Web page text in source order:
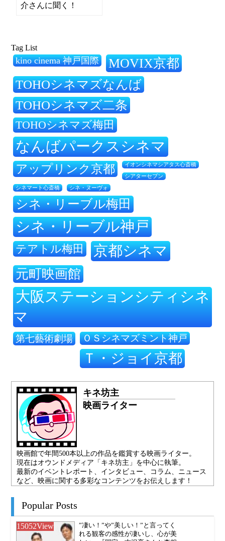
介さんに聞く！
Tag List
kino cinema 神戸国際 MOVIX京都
TOHOシネマズなんば
TOHOシネマズ二条
TOHOシネマズ梅田
なんばパークスシネマ
アップリンク京都 イオンシネマシアタス心斎橋
シアターセブン
シネマート心斎橋 シネ・ヌーヴォ
シネ・リーブル梅田
シネ・リーブル神戸
テアトル梅田 京都シネマ
元町映画館
大阪ステーションシティシネ
マ
第七藝術劇場 ＯＳシネマズミント神戸
Ｔ・ジョイ京都
キネ坊主
映画ライター
映画館で年間500本以上の作品を鑑賞する映画ライター。
現在はオウンドメディア「キネ坊主」を中心に執筆。
最新のイベントレポート、インタビュー、コラム、ニュース
など、映画に関する多彩なコンテンツをお伝えします！
Popular Posts
15052View
”凄い！”や”美しい！”と言ってく
れる観客の感性が凄いし、心が美